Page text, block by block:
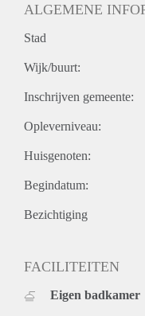
ALGEMENE
Stad
Wijk/buurt:
Inschrijven gemeente:
Opleverniveau:
Huisgenoten:
Begindatum:
Bezichtiging
FACILITEITEN
Eigen badkamer